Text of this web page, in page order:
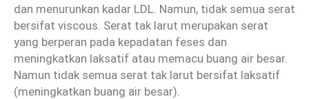
dan menurunkan kadar LDL. Namun, tidak semua serat
bersifat viscous. Serat tak larut merupakan serat
yang berperan pada kepadatan feses dan
meningkatkan laksatif atau memacu buang air besar.
Namun tidak semua serat tak larut bersifat laksatif
(meningkatkan buang air besar).